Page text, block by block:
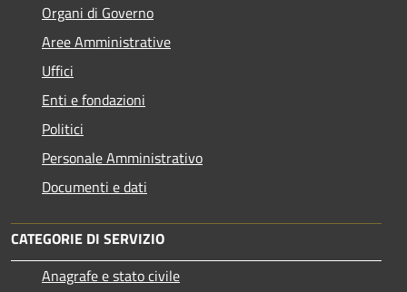
Organi di Governo
Aree Amministrative
Uffici
Enti e fondazioni
Politici
Personale Amministrativo
Documenti e dati
CATEGORIE DI SERVIZIO
Anagrafe e stato civile